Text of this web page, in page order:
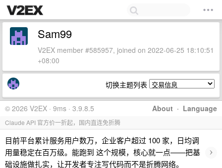
Sam99
V2EX member #585957, joined on 2022-06-25 18:10:51
+08:00
切换主题列表
About · Language
© 2026 V2EX · 9ms · 3.9.8.5
Claude API 官方价一折起，国内直连免折腾
目前平台累计服务用户数万，企业客户超过 100 家，日均调
用量稳定在百万级。能跑到 这个规模，核心就一点——把基
础设施做扎实，让开发者专注写代码而不是折腾网络。
›